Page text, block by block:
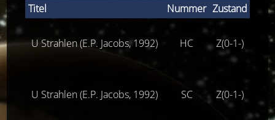
Titel Nummer Zustand
U Strahlen (E.P. Jacobs, 1992) HC Z(0-1-)
U Strahlen (E.P. Jacobs, 1992) SC Z(0-1-)